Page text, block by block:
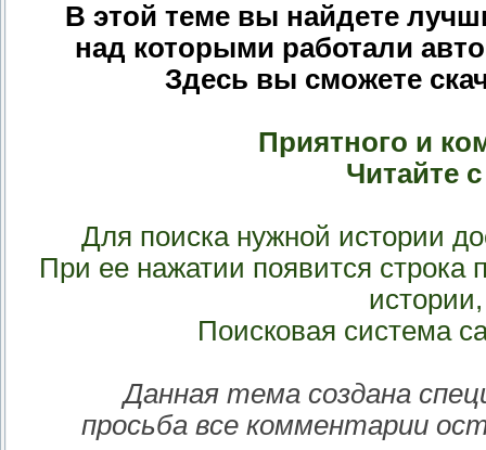
В этой теме вы найдете
над которыми работали
Здесь вы сможете
Приятного и
Читайте
Для поиска нужной истории
При ее нажатии появится строка
Поисковая система
Данная тема создана
просьба все комментарии